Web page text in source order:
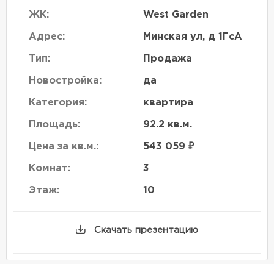
ЖК: West Garden
Адрес: Минская ул, д 1ГсА
Тип: Продажа
Новостройка: да
Категория: квартира
Площадь: 92.2 кв.м.
Цена за кв.м.: 543 059 ₽
Комнат: 3
Этаж: 10
Скачать презентацию